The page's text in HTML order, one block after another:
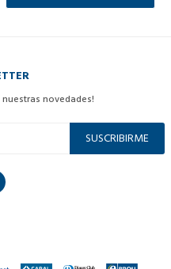
novedades!
SUSCRIBIRME